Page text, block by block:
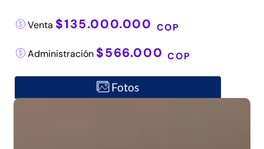
Venta $135.000.000 COP
Administración $566.000COP
Fotos